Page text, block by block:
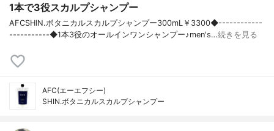
1本で3役スカルプシャンプー
AFCSHIN.ボタニカルスカルプシャンプー300mL￥3300◆------------
-----------◆1本3役のオールインワンシャンプー♪men's…続きを見る
AFC(エーエフシー)
SHIN.ボタニカルスカルプシャンプー